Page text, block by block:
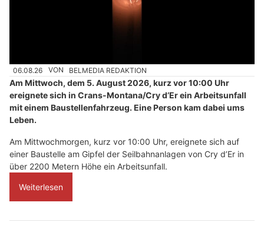
06.08.26 VON BELMEDIA REDAKTION
Am Mittwoch, dem 5. August 2026, kurz vor 10:00 Uhr
ereignete sich in Crans-Montana/Cry d’Er ein Arbeitsunfall
mit einem Baustellenfahrzeug. Eine Person kam dabei ums
Leben.
Am Mittwochmorgen, kurz vor 10:00 Uhr, ereignete sich auf
einer Baustelle am Gipfel der Seilbahnanlagen von Cry d’Er in
über 2200 Metern Höhe ein Arbeitsunfall.
Weiterlesen